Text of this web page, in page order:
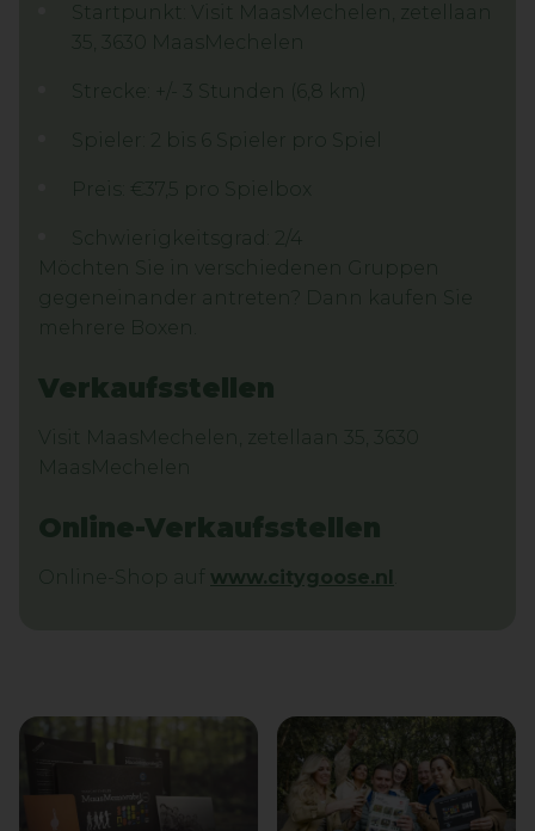
Startpunkt: Visit MaasMechelen, zetellaan
35, 3630 MaasMechelen
Strecke: +/- 3 Stunden (6,8 km)
Spieler: 2 bis 6 Spieler pro Spiel
Preis: €37,5 pro Spielbox
Schwierigkeitsgrad: 2/4
Möchten Sie in verschiedenen Gruppen
gegeneinander antreten? Dann kaufen Sie
mehrere Boxen.
Verkaufsstellen
Visit MaasMechelen, zetellaan 35, 3630
MaasMechelen
Online-Verkaufsstellen
Online-Shop auf www.citygoose.nl